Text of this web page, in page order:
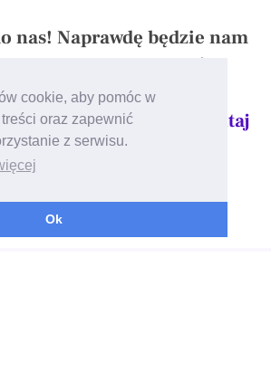
cookie, aby pomóc w
oraz zapewnić
z serwisu.
Ok
nas! Naprawdę będzie nam
z Tobą porozmawiać.
bezpłatnie, zakładając
tutaj
konto.